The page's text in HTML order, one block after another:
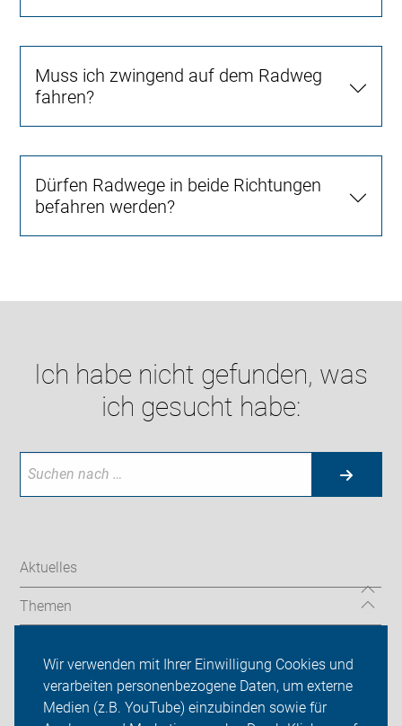
Wir verwenden mit Ihrer Einwilligung Cookies und
verarbeiten personenbezogene Daten, um externe
Medien (z.B. YouTube) einzubinden sowie für
Muss ich zwingend auf dem Radweg
fahren?
Dürfen Radwege in beide Richtungen
befahren werden?
Ich habe nicht gefunden, was
ich gesucht habe:
Aktuelles
Themen
Spenden